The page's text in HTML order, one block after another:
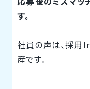
応募後のミスマッ
す。
社員の声は、採
産です。